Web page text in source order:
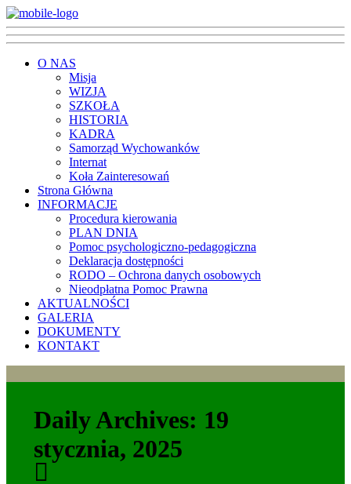
O NAS
Misja
WIZJA
SZKOŁA
HISTORIA
KADRA
Samorząd Wychowanków
Internat
Koła Zainteresowań
Strona Główna
INFORMACJE
Procedura kierowania
PLAN DNIA
Pomoc psychologiczno-pedagogiczna
Deklaracja dostępności
RODO – Ochrona danych osobowych
Nieodpłatna Pomoc Prawna
AKTUALNOŚCI
GALERIA
DOKUMENTY
KONTAKT
Daily Archives: 19
stycznia, 2025